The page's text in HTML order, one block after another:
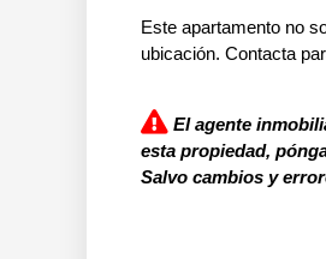
Este apartamento no
ubicación. Contacta
El agente
esta propiedad,
Salvo cambios y